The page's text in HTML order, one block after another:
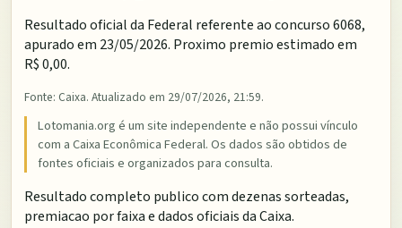
Resultado oficial da Federal referente ao concurso6068,
apurado em 23/05/2026. Proximo premio estimado em
R$ 0,00.
Fonte: Caixa. Atualizado em 29/07/2026, 21:59.
Lotomania.org é um site independente e não possui vínculo
com a Caixa Econômica Federal. Os dados são obtidos de
fontes oficiais e organizados para consulta.
Resultado completo publico com dezenas sorteadas,
premiacao por faixa e dados oficiais da Caixa.